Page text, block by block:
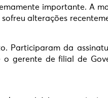
importante. A
alterações
Participaram da
o gerente de filial de